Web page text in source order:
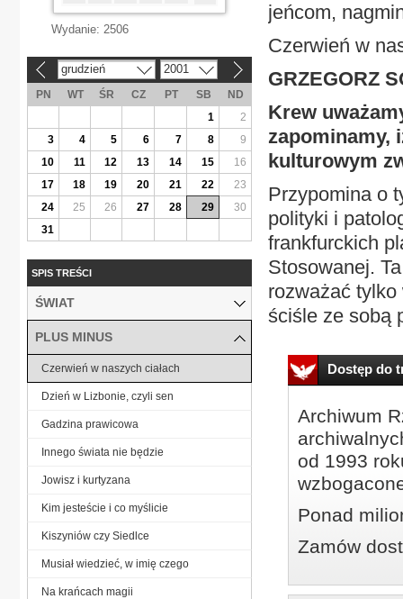
jeńcom,
Czerwień w
GRZEGORZ
Krew
zapominamy,
kulturowym
Przypomina o
polityki i
frankfurckich
Stosowanej.
rozważać
ściśle ze sobą
Dostęp do
Archiwum
od 1993
Ponad
Zamów
Wydanie: 2506
grudzień 2001
PN WT ŚR CZ PT SB
ND
1
2
3
4 5 6 7 8
9
10
11 12 13 14 15
16
17
18 19 20 21 22
23
24
25 26 27 28 29
30
31
SPIS TREŚCI
ŚWIAT
PLUS MINUS
Czerwień w naszych ciałach
Dzień w Lizbonie, czyli sen
Gadzina prawicowa
Innego świata nie będzie
Jowisz i kurtyzana
Kim jesteście i co myślicie
Kiszyniów czy Siedlce
Musiał wiedzieć, w imię czego
Na krańcach magii